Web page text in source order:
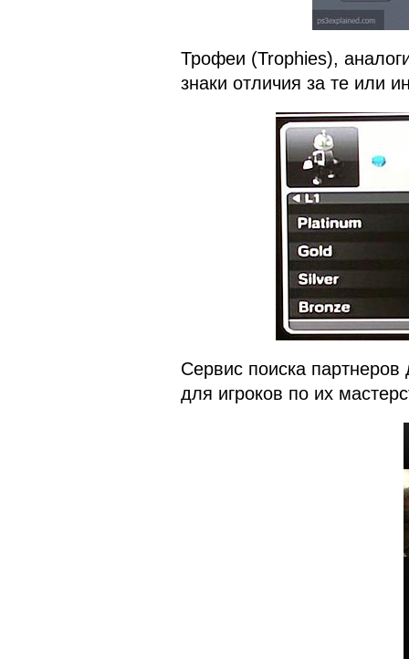
Трофеи (Trophies),
знаки отличия за те или
Сервис поиска партнеров
для игроков по их